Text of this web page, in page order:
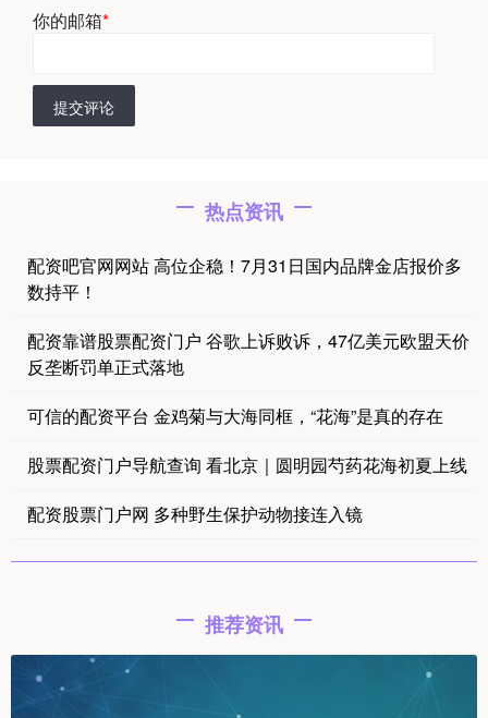
你的邮箱*
提交评论
热点资讯
配资吧官网网站 高位企稳！7月31日国内品牌金店报价多
数持平！
配资靠谱股票配资门户 谷歌上诉败诉，47亿美元欧盟天价
反垄断罚单正式落地
可信的配资平台 金鸡菊与大海同框，“花海”是真的存在
股票配资门户导航查询 看北京｜圆明园芍药花海初夏上线
配资股票门户网 多种野生保护动物接连入镜
推荐资讯